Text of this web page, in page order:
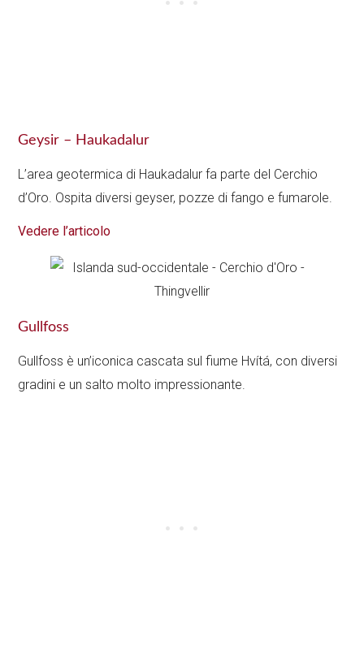
Geysir – Haukadalur
L’area geotermica di Haukadalur fa parte del Cerchio
d’Oro. Ospita diversi geyser, pozze di fango e fumarole.
Vedere l’articolo
Gullfoss
Gullfoss è un’iconica cascata sul fiume Hvítá, con diversi
gradini e un salto molto impressionante.